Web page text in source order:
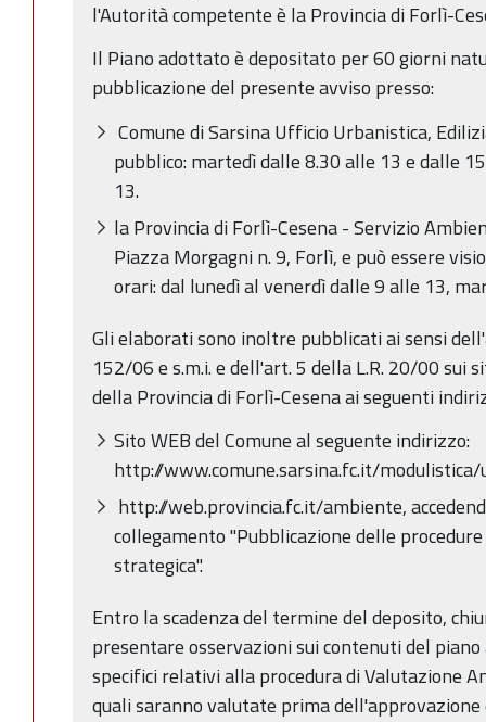
l'Autorità competente è la Provincia di Forlì-
Il Piano adottato è depositato per 60 giorni
pubblicazione del presente avviso presso:
Comune di Sarsina Ufficio Urbanistica,
pubblico: martedì dalle 8.30 alle 13 e dalle
13.
la Provincia di Forlì-Cesena - Servizio
Piazza Morgagni n. 9, Forlì, e può essere
orari: dal lunedì al venerdì dalle 9 alle 13,
Gli elaborati sono inoltre pubblicati ai sensi
152/06 e s.m.i. e dell'art. 5 della L.R. 20/00 sui
della Provincia di Forlì-Cesena ai seguenti
Sito WEB del Comune al seguente indirizzo:
http://www.comune.sarsina.fc.it/
http://web.provincia.fc.it/ambiente,
collegamento "Pubblicazione delle
strategica".
Entro la scadenza del termine del deposito,
presentare osservazioni sui contenuti del
specifici relativi alla procedura di Valutazione
quali saranno valutate prima